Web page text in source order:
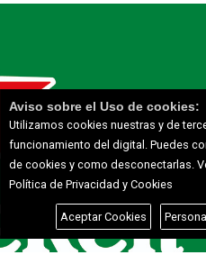
Aviso sobre el Uso de cookies:
Utilizamos cookies nuestras y de
funcionamiento del digital. Puedes
de cookies y como desconectarlas.
Política de Privacidad y Cookies
Aceptar Cookies